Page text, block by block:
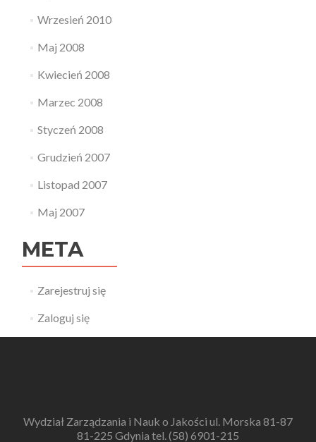
Wrzesień 2010
Maj 2008
Kwiecień 2008
Marzec 2008
Styczeń 2008
Grudzień 2007
Listopad 2007
Maj 2007
META
Zarejestruj się
Zaloguj się
Wydział Zarządzania i Nauk o Jakości ul. Morska 81-87
81-225 Gdynia tel. (58) 6901-215